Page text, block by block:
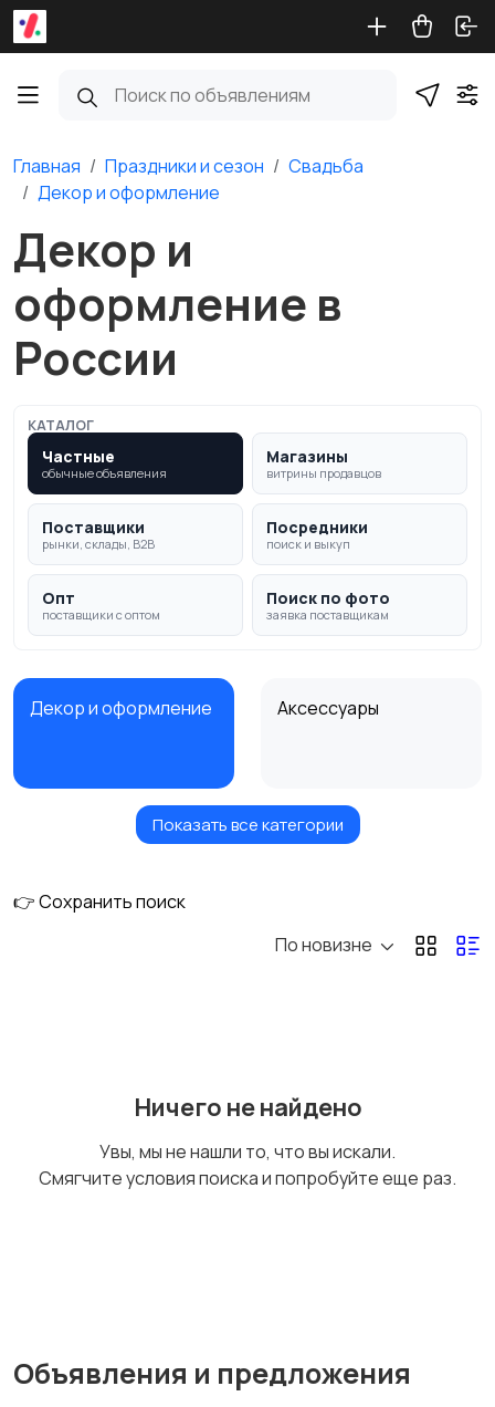
Главная Праздники и сезон
Свадьба
Декор и оформление
Декор и
оформление в
России
КАТАЛОГ
Частные
обычные объявления
Магазины
витрины продавцов
Поставщики
рынки, склады, B2B
Посредники
поиск и выкуп
Опт
поставщики с оптом
Поиск по фото
заявка поставщикам
Декор и оформление Аксессуары
Подарки гостямПоказать все категории
👉 Сохранить поиск
По новизне
Ничего не найдено
Увы, мы не нашли то, что вы искали.
Смягчите условия поиска и попробуйте еще раз.
Объявления и предложения